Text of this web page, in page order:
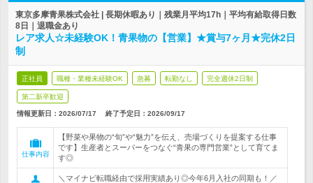
東京多摩青果株式会社 | 長期休暇あり｜残業月平均17h｜平均有給取得日数
8日｜退職金あり
レア求人☆未経験OK！青果物の【営業】★賞与7ヶ月★完休2日
制
正社員 職種・業種未経験OK 急募 転勤なし 完全週休2日制
第二新卒歓迎
情報更新日：2026/07/17 終了予定日： 2026/09/17
仕事内容
【野菜や果物の“旬”や“魅力”を伝え、売場づくりを提案する仕事
です】生産者とスーパーをつなぐ“青果の専門営業”として育てま
す◎
＼マイナビ転職経由で採用実績あり◎今年6月入社の同期も！／